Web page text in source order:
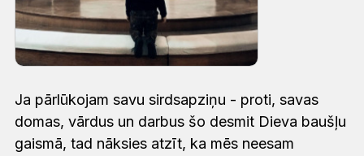
Ja pārlūkojam savu sirdsapziņu - proti, savas
domas, vārdus un darbus šo desmit Dieva baušļu
gaismā, tad nāksies atzīt, ka mēs neesam